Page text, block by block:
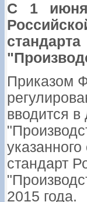
С 1 июня
Приказом
вводится
стандарт
2015 года.